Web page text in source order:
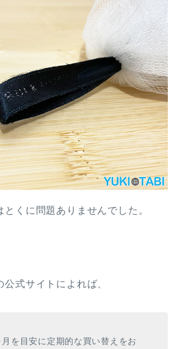
くに問題ありませんでした。
式サイトによれば、
を目安に定期的な買い替えをお